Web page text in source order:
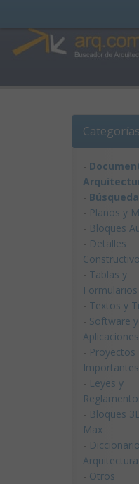
Categorías
-
- Búsqueda
- Planos y
- Bloques
- Detalles
- Tablas y
Formularios
- Textos y
- Software y
Aplicaciones
- Proyectos
Importantes
- Leyes y
- Bloques
Max
-
Arquitectura
- Otros